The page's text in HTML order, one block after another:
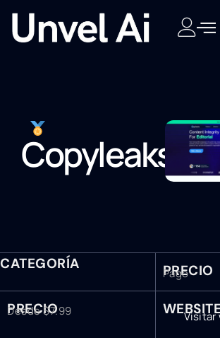
Copyleaks
CATEGORÍA PRECIO
Pago
PRECIO
Desde $7.99 WEBSITE
Visitar